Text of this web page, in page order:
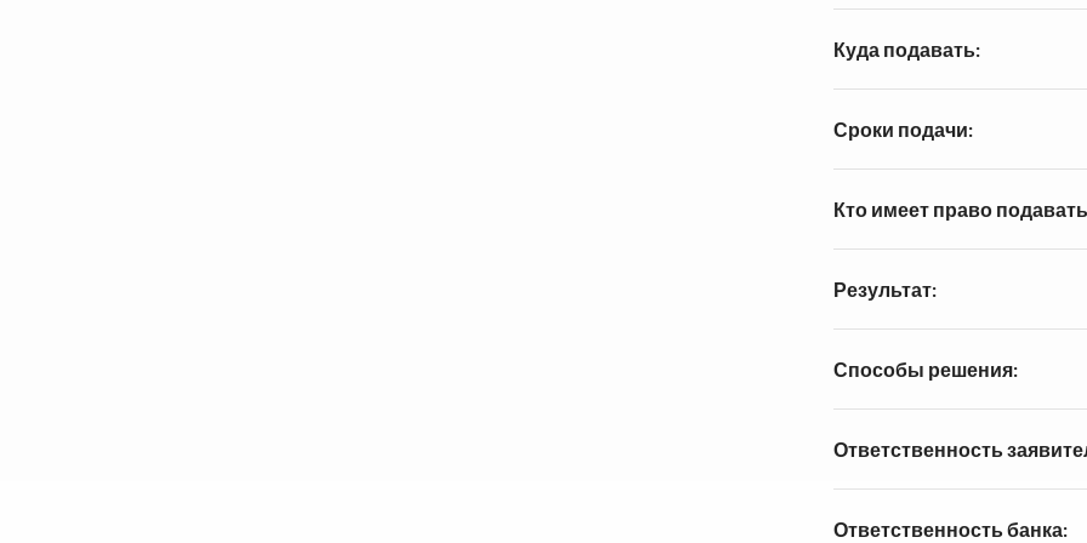
Куда подавать:
Сроки подачи:
Кто имеет право
Результат:
Способы решения:
Ответственность
Ответственность банка: